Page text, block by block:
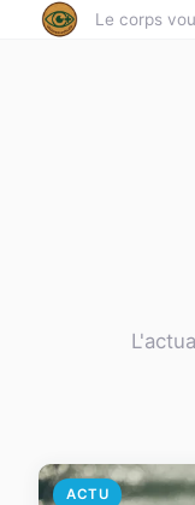
Le corps
ACTU